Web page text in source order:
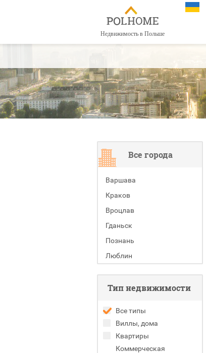
Недвижимость в Польше
Все города
Варшава
Краков
Вроцлав
Гданьск
Познань
Люблин
Тип недвижимости
Все типы
Виллы, дома
Квартиры
Коммерческая